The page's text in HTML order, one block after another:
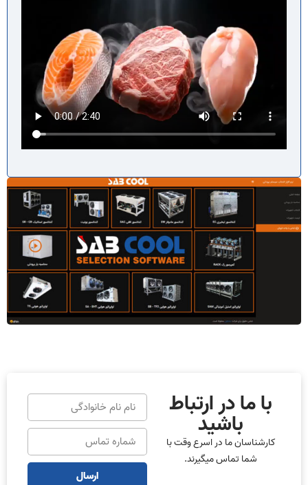
با ما در ارتباط
باشید
کارشناسان ما در اسرع وقت با
شما تماس میگیرند.
ارسال